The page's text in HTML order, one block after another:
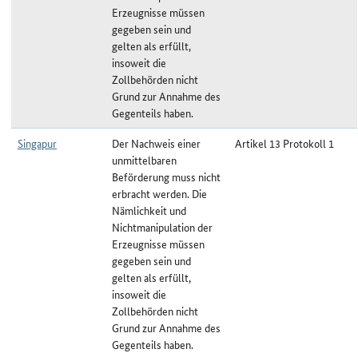
Erzeugnisse müssen
gegeben sein und
gelten als erfüllt,
insoweit die
Zollbehörden nicht
Grund zur Annahme des
Gegenteils haben.
Singapur
Der Nachweis einer
unmittelbaren
Beförderung muss nicht
erbracht werden. Die
Nämlichkeit und
Nichtmanipulation der
Erzeugnisse müssen
gegeben sein und
gelten als erfüllt,
insoweit die
Zollbehörden nicht
Grund zur Annahme des
Gegenteils haben.
Artikel 13 Protokoll 1